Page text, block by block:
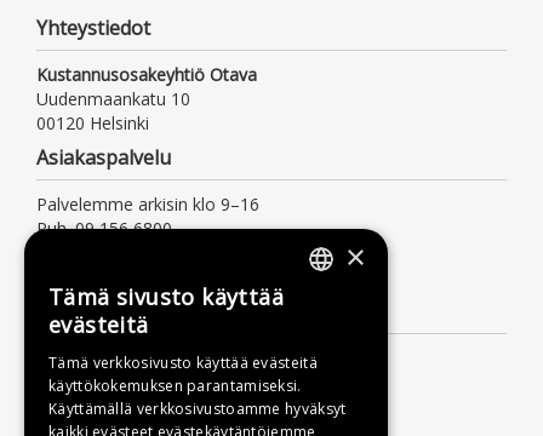
Yhteystiedot
Kustannusosakeyhtiö Otava
Uudenmaankatu 10
00120 Helsinki
Asiakaspalvelu
Palvelemme arkisin klo 9–16
Puh. 09 156 6800
Lisätietoa
Toimitusehdot
Käyttöohjeet
Tietosuojaseloste
×
Tämä sivusto käyttää
evästeitä
Tämä verkkosivusto käyttää evästeitä
käyttökokemuksen parantamiseksi.
Käyttämällä verkkosivustoamme hyväksyt
kaikki evästeet evästekäytäntöjemme